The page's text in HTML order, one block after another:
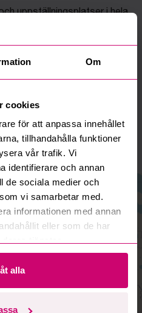
Om
cookies
för att anpassa innehållet
tillhandahålla funktioner
vår trafik. Vi
identifierare och annan
de sociala medier och
vi samarbetar med.
informationen med annan
eller som de har
alla
uppställningsplatser i hela
snabbt – var du än befinner